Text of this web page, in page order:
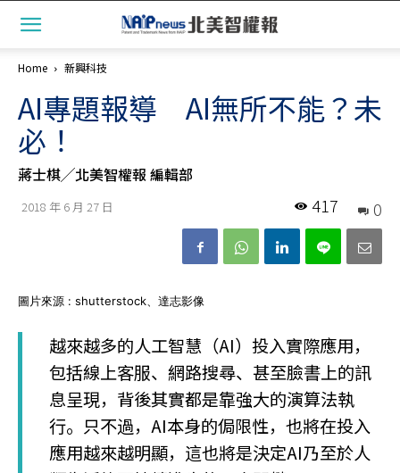
Home 新興科技
AI專題報導 AI無所不能？未
必！
蔣士棋╱北美智權報 編輯部
2018 年 6 月 27 日 0
417
圖片來源 : shutterstock、達志影像
越來越多的人工智慧（AI）投入實際應用，
包括線上客服、網路搜尋、甚至臉書上的訊
息呈現，背後其實都是靠強大的演算法執
行。只不過，AI本身的侷限性，也將在投入
應用越來越明顯，這也將是決定AI乃至於人